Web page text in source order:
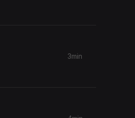
3min